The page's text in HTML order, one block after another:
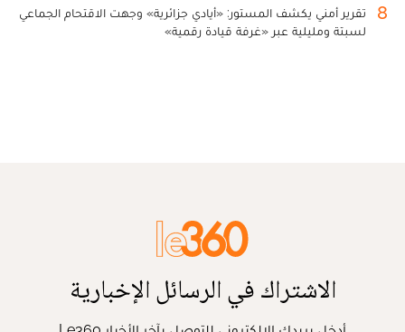
8
تقرير أمني يكشف المستور: «أيادي جزائرية» وجهت الاقتحام الجماعي
لسبتة ومليلية عبر «غرفة قيادة رقمية»
الاشتراك في الرسائل الإخبارية